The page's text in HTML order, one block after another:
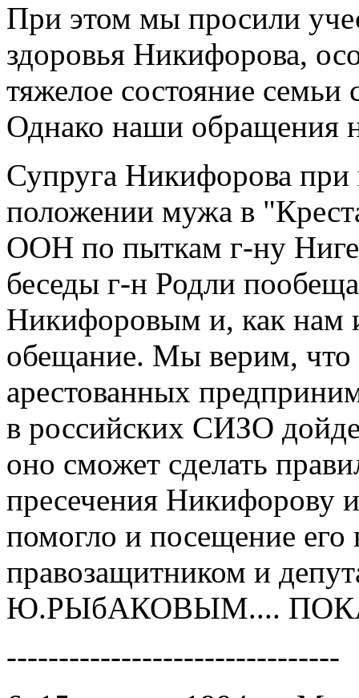
При этом мы просили
здоровья Никифорова,
тяжелое состояние
Однако наши обращения
Супруга Никифорова при
положении мужа в
ООН по пыткам г-ну
беседы г-н Родли
Никифоровым и, как нам
обещание. Мы верим, что
арестованных
в российских СИЗО
оно сможет сделать
пресечения Никифорову
помогло и посещение
правозащитником и
Ю.РЫбAКОВЫМ....
--------------------------------